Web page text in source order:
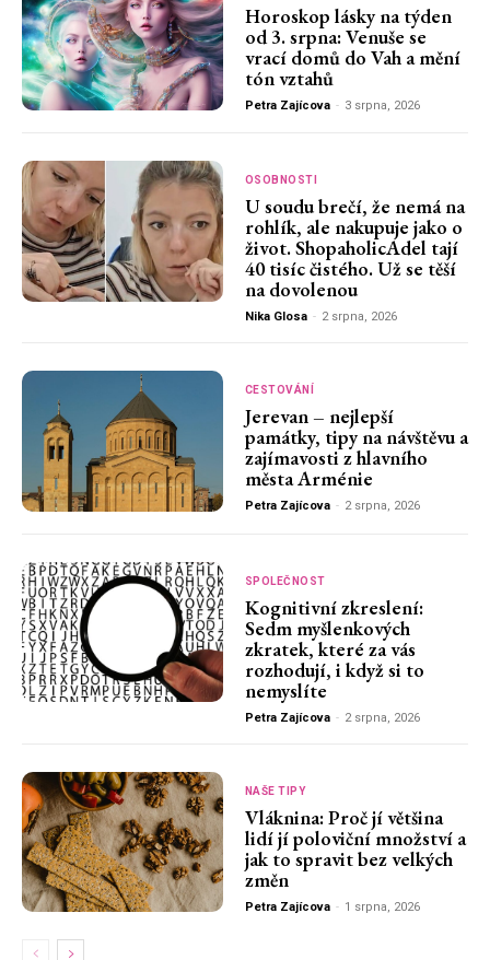
Horoskop lásky na týden
od 3. srpna: Venuše se
vrací domů do Vah a mění
tón vztahů
Petra Zajícova - 3 srpna, 2026
OSOBNOSTI
U soudu brečí, že nemá na
rohlík, ale nakupuje jako o
život. ShopaholicAdel tají
40 tisíc čistého. Už se těší
na dovolenou
Nika Glosa - 2 srpna, 2026
CESTOVÁNÍ
Jerevan – nejlepší
památky, tipy na návštěvu a
zajímavosti z hlavního
města Arménie
Petra Zajícova - 2 srpna, 2026
SPOLEČNOST
Kognitivní zkreslení:
Sedm myšlenkových
zkratek, které za vás
rozhodují, i když si to
nemyslíte
Petra Zajícova - 2 srpna, 2026
NAŠE TIPY
Vláknina: Proč jí většina
lidí jí poloviční množství a
jak to spravit bez velkých
změn
Petra Zajícova - 1 srpna, 2026